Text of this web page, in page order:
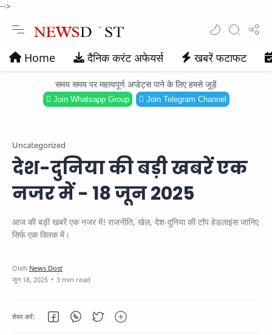
-->
Home दैनिक करंट अफेयर्स खबरें फटाफट
समय समय पर महत्वपूर्ण अप्डेट्स पाने के लिए हमसे जुड़ें
Join Whatsapp Group Join Telegram Channel
Uncategorized
देश-दुनिया की बड़ी खबरें एक
नजर में - 18 जून 2025
आज की बड़ी खबरें एक नजर में! राजनीति, खेल, देश-दुनिया की टॉप हेडलाइंस जानिए
सिर्फ एक क्लिक में।
3 min read